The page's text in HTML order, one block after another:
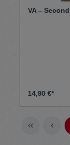
VA –
14,90 €*